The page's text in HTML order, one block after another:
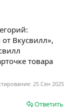
Вкусвилл»,
товара
25 Сен 2025
Ответить